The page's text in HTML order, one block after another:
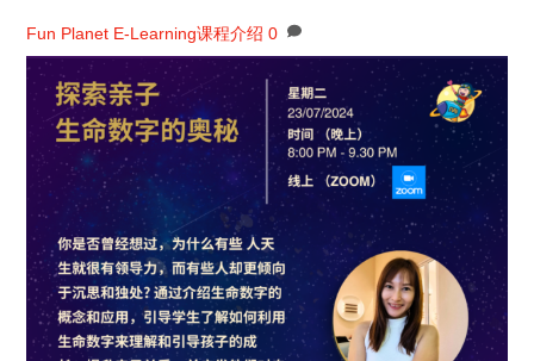
Fun Planet E-Learning课程介绍 0